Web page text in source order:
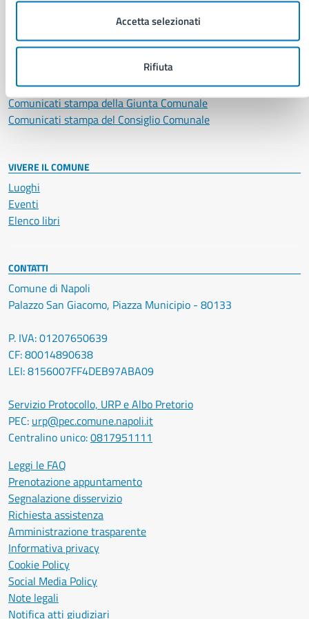
Accetta selezionati
Rifiuta
Notizie
Comunicati
Comunicati stampa della Giunta Comunale
Comunicati stampa del Consiglio Comunale
VIVERE IL COMUNE
Luoghi
Eventi
Elenco libri
CONTATTI
Comune di Napoli
Palazzo San Giacomo, Piazza Municipio - 80133
P. IVA: 01207650639
CF: 80014890638
LEI: 8156007FF4DEB97ABA09
Servizio Protocollo, URP e Albo Pretorio
PEC: urp@pec.comune.napoli.it
Centralino unico:0817951111
Leggi le FAQ
Prenotazione appuntamento
Segnalazione disservizio
Richiesta assistenza
Amministrazione trasparente
Informativa privacy
Cookie Policy
Social Media Policy
Note legali
Notifica atti giudiziari